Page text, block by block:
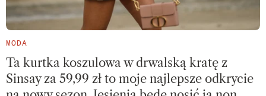
MODA
Ta kurtka koszulowa w drwalską kratę z
Sinsay za 59,99 zł to moje najlepsze odkrycie